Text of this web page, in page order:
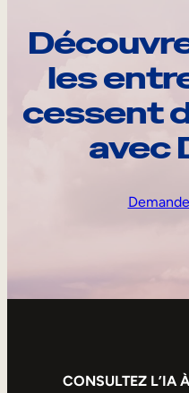
les
cessent
avec
CONSULTEZ L’IA